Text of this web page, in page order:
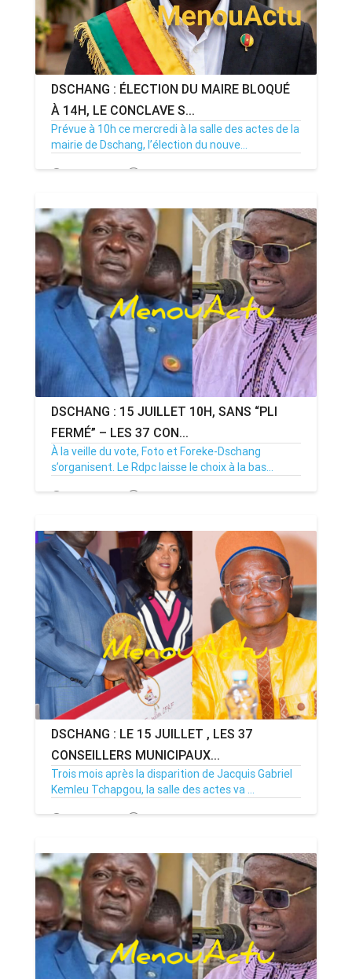
DSCHANG : ÉLECTION DU MAIRE BLOQUÉ
À 14H, LE CONCLAVE S...
Prévue à 10h ce mercredi à la salle des actes de la
mairie de Dschang, l’élection du nouve...
15/07/26 Par MenouActu 0
DSCHANG : 15 JUILLET 10H, SANS “PLI
FERMÉ” – LES 37 CON...
À la veille du vote, Foto et Foreke-Dschang
s’organisent. Le Rdpc laisse le choix à la bas...
14/07/26 Par MenouActu 0
DSCHANG : LE 15 JUILLET , LES 37
CONSEILLERS MUNICIPAUX...
Trois mois après la disparition de Jacquis Gabriel
Kemleu Tchapgou, la salle des actes va ...
13/07/26 Par MenouActu 0